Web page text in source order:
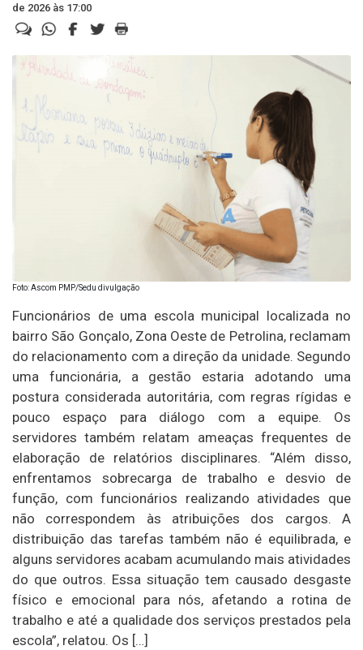
de 2026 às 17:00
Foto: Ascom PMP/Sedu divulgação
Funcionários de uma escola municipal localizada no
bairro São Gonçalo, Zona Oeste de Petrolina, reclamam
do relacionamento com a direção da unidade. Segundo
uma funcionária, a gestão estaria adotando uma
postura considerada autoritária, com regras rígidas e
pouco espaço para diálogo com a equipe. Os
servidores também relatam ameaças frequentes de
elaboração de relatórios disciplinares. “Além disso,
enfrentamos sobrecarga de trabalho e desvio de
função, com funcionários realizando atividades que
não correspondem às atribuições dos cargos. A
distribuição das tarefas também não é equilibrada, e
alguns servidores acabam acumulando mais atividades
do que outros. Essa situação tem causado desgaste
físico e emocional para nós, afetando a rotina de
trabalho e até a qualidade dos serviços prestados pela
escola”, relatou. Os […]